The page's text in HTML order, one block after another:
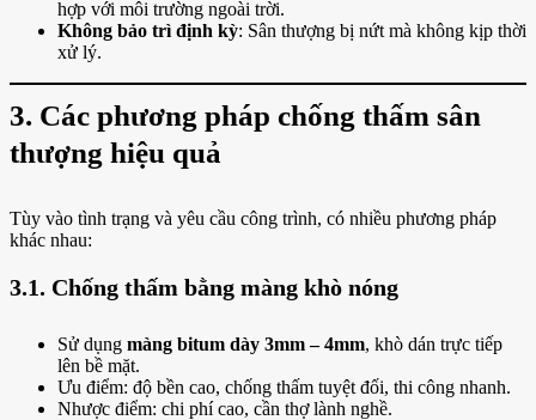
hợp với môi trường ngoài trời.
Không bảo trì định kỳ: Sân thượng bị nứt mà không kịp thời
xử lý.
3. Các phương pháp chống thấm sân
thượng hiệu quả
Tùy vào tình trạng và yêu cầu công trình, có nhiều phương pháp
khác nhau:
3.1. Chống thấm bằng màng khò nóng
Sử dụng màng bitum dày 3mm – 4mm, khò dán trực tiếp
lên bề mặt.
Ưu điểm: độ bền cao, chống thấm tuyệt đối, thi công nhanh.
Nhược điểm: chi phí cao, cần thợ lành nghề.